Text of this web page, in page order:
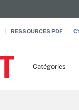
RESSOURCES PDF
Catégories